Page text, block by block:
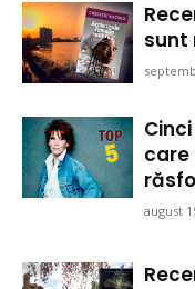
sunt
care
august